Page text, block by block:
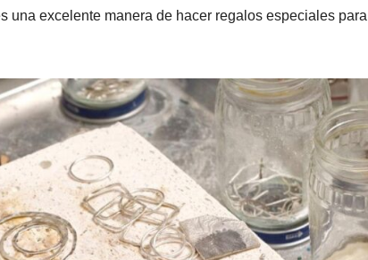
una excelente manera de hacer regalos especiales para